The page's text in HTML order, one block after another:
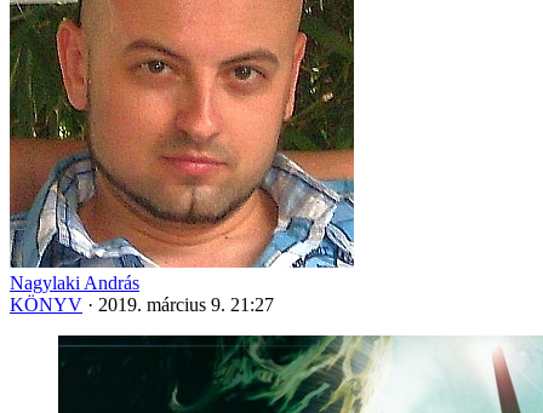
Nagylaki András
KÖNYV · 2019. március 9. 21:27